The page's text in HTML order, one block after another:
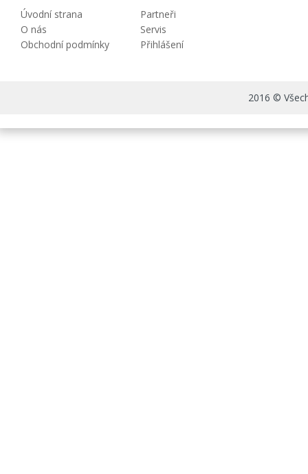
Úvodní strana
O nás
Obchodní podmínky
Partneři
Servis
Přihlášení
2016 ©